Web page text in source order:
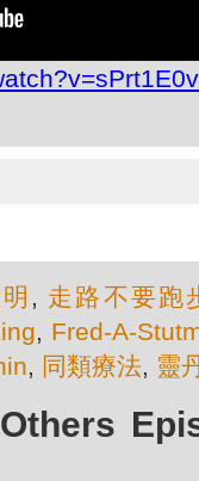
, 走路不要跑
, Fred-A-
, 同類療法, 靈